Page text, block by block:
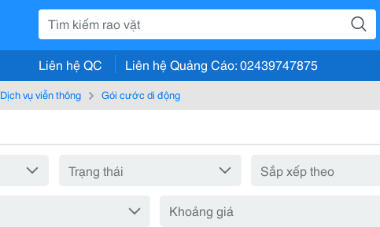
Liên hệ QC Liên hệ Quảng Cáo: 02439747875
Dịch vụ viễn thông Gói cước di động
Khoảng giá